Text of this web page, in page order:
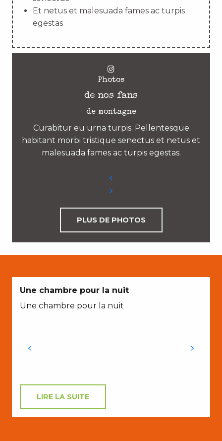
Et netus et malesuada fames ac turpis
egestas
Photos
de nos fans
de montagne
Curabitur eu urna turpis. Pellentesque
habitant morbi tristique senectus et netus et
malesuada fames ac turpis egestas.
PLUS DE PHOTOS
Une chambre pour la nuit
Une chambre pour la nuit
LIRE LA SUITE